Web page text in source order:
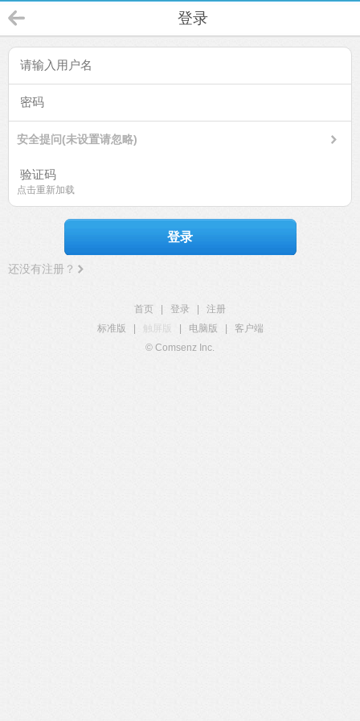
登录
安全提问(未设置请忽略)
点击重新加载
登录
还没有注册？
首页 登录
注册
标准版
触屏版 电脑版
客户端
© Comsenz Inc.